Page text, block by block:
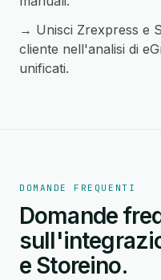
→ Unisci Zrexpress e
cliente nell'analisi di
unificati.
DOMANDE FREQUENTI
Domande
e Storeino.